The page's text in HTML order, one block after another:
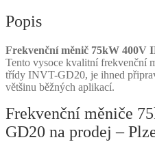
množství
Popis
Frekvenční měnič 75kW 400V
Tento vysoce kvalitní frekvenční
třídy INVT-GD20, je ihned
většinu běžných aplikací.
Frekvenční měniče
GD20 na prodej –